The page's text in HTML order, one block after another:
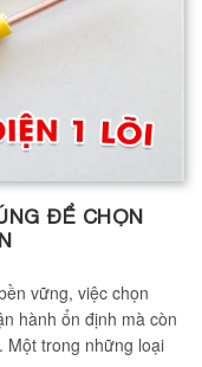
ĐỂ CHỌN
vững, việc chọn
hành ổn định mà còn
Một trong những loại